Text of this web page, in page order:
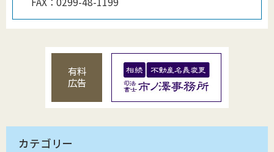
有料
広告
カテゴリー